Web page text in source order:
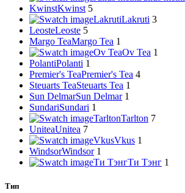
KwinstKwinst 5
LakrutiLakruti 3
LeosteLeoste 5
Margo TeaMargo Tea 1
Ov TeaOv Tea 1
PolantiPolanti 1
Premier's TeaPremier's Tea 4
Steuarts TeaSteuarts Tea 1
Sun DelmarSun Delmar 1
SundariSundari 1
TarltonTarlton 7
UniteaUnitea 7
VkusVkus 1
WindsorWindsor 1
Ти ТэнгТи Тэнг 1
Тип